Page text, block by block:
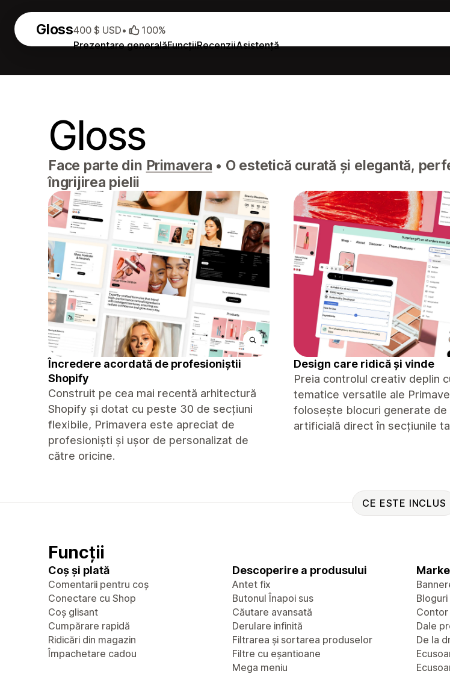
Gloss
Prezentare generalăFuncțiiRecenziiAsistență
400 $ USD• 100%
Gloss
Face parte din Primavera • O estetică curată și elegantă,
îngrijirea pielii
Încredere acordată de profesioniștii
Shopify
Construit pe cea mai recentă arhitectură
Shopify și dotat cu peste 30 de secțiuni
flexibile, Primavera este apreciat de
profesioniști și ușor de personalizat de
către oricine.
Design care ridică și vinde
Preia controlul creativ deplin
tematice versatile ale
folosește blocuri generate de
artificială direct în secțiunile
CE ESTE INCLUS
Funcții
Coș și plată
Comentarii pentru coș
Conectare cu Shop
Coș glisant
Cumpărare rapidă
Ridicări din magazin
Împachetare cadou
Descoperire a produsului
Antet fix
Butonul Înapoi sus
Căutare avansată
Derulare infinită
Filtrarea și sortarea produselor
Filtre cu eșantioane
Mega meniu
Bloguri
Dale
De la